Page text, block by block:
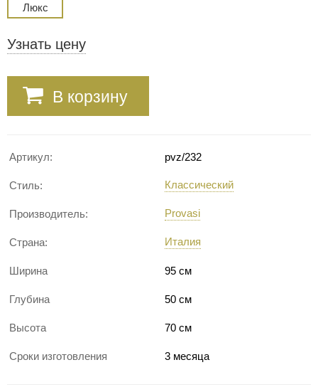
Люкс
Узнать цену
В корзину
Артикул: pvz/232
Стиль: Классический
Производитель: Provasi
Страна: Италия
Ширина 95 см
Глубина 50 см
Высота 70 см
Сроки изготовления 3 месяца